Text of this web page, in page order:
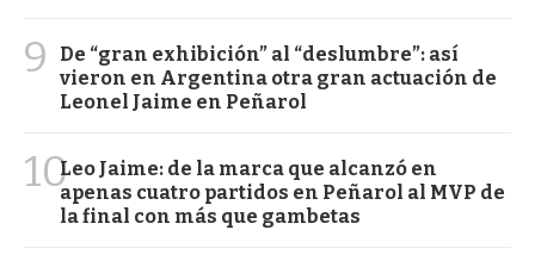
9
De “gran exhibición” al “deslumbre”: así
vieron en Argentina otra gran actuación de
Leonel Jaime en Peñarol
10Leo Jaime: de la marca que alcanzó en
apenas cuatro partidos en Peñarol al MVP de
la final con más que gambetas